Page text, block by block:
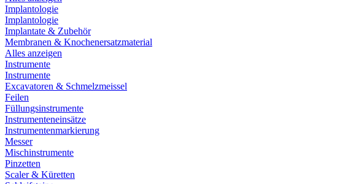
Implantologie
Implantologie
Implantate & Zubehör
Membranen & Knochenersatzmaterial
Alles anzeigen
Instrumente
Instrumente
Excavatoren & Schmelzmeissel
Feilen
Füllungsinstrumente
Instrumenteneinsätze
Instrumentenmarkierung
Messer
Mischinstrumente
Pinzetten
Scaler & Küretten